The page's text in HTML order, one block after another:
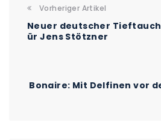
Vorheriger Artikel
Neuer deutscher
ür Jens Stötzner
Bonaire: Mit Delfinen vor